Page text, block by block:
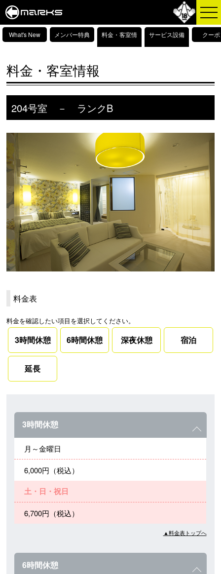
What's New メンバー特典
料金・客室情
報
サービス設備
情報
クー
料金・客室情報
204号室 － ランクB
料金表
料金を確認したい項目を選択してください。
3時間休憩 6時間休憩 深夜休憩 宿泊
延長
3時間休憩
月～金曜日
6,000円（税込）
土・日・祝日
6,700円（税込）
▲料金表トップへ
6時間休憩